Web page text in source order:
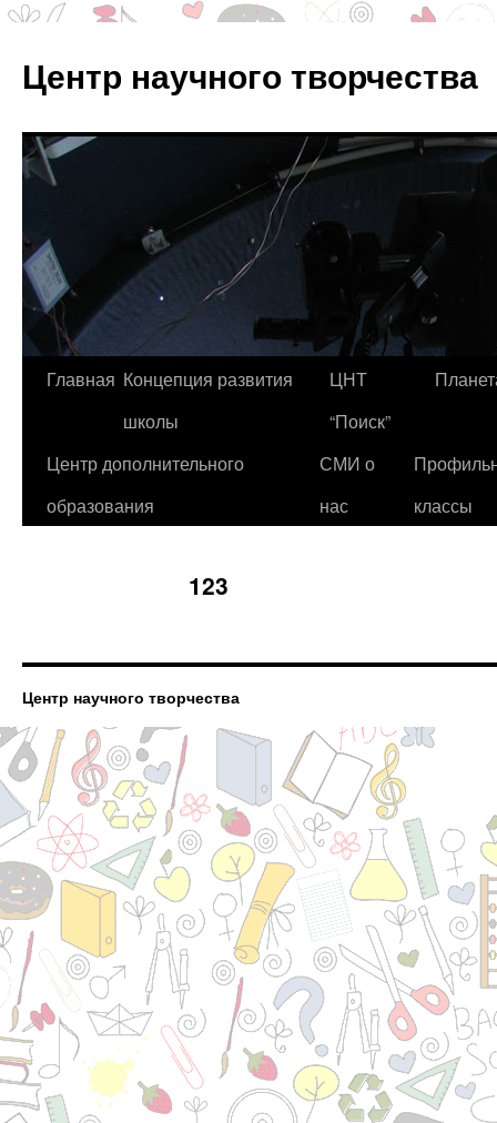
Центр научного творчества
Перейти
содержимому
Главная Концепция развития
школы
ЦНТ
“Поиск”
Центр дополнительного
образования
СМИ о
нас
классы
123
Центр научного творчества